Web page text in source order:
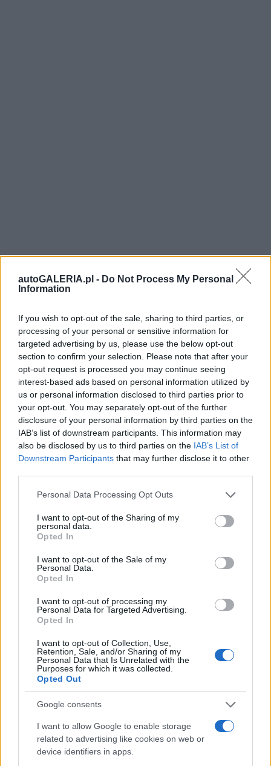
autoGALERIA.pl - Do Not Process My Personal
Information
If you wish to opt-out of the sale, sharing to third parties, or
processing of your personal or sensitive information for
targeted advertising by us, please use the below opt-out
section to confirm your selection. Please note that after your
opt-out request is processed you may continue seeing
interest-based ads based on personal information utilized by
us or personal information disclosed to third parties prior to
your opt-out. You may separately opt-out of the further
disclosure of your personal information by third parties on the
IAB’s list of downstream participants. This information may
also be disclosed by us to third parties on the IAB’s List of
Downstream Participants that may further disclose it to other
Please note that this website/app uses one or more Google
not limited to your visit or usage behaviour. You may click to
grant or deny consent to Google and its third-party tags to
use your data for below specified purposes in below Google
consent section.
Personal Data Processing Opt Outs
I want to opt-out of the Sharing of my
personal data.
Opted In
I want to opt-out of the Sale of my
Personal Data.
Opted In
I want to opt-out of processing my
Personal Data for Targeted Advertising.
Opted In
I want to opt-out of Collection, Use,
Retention, Sale, and/or Sharing of my
Personal Data that Is Unrelated with the
Purposes for which it was collected.
Opted Out
Google consents
I want to allow Google to enable storage
related to advertising like cookies on web or
device identifiers in apps.